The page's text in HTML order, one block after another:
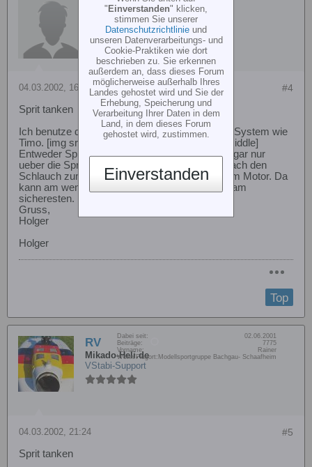
#4
04.03.2002, 16:56
Sprit tanken
Ich benutze das gleiche aufwendige und teuere System wie
Timo. [img src=icon_smile.gif border=0 align=middle]
Entweder Spritschlauch und Schrauber oder sogar nur
ueber die Spritleitung zum Motor. Ich ziehe einfach den
Schlauch zum Motor ab, tanke und zurueck zum Motor. Da
kann am wenigsten kaputt gehen und ist somit am
sicheresten.
Gruss,
Holger
Holger
Top
RV
Mikado-Heli.de
VStabi-Support
Dabei seit:
02.06.2001
Beiträge:
7775
Vorname:
Rainer
Wohn/Flugort: Modellsportgruppe Bachgau- Schaafheim
#5
04.03.2002, 21:24
Sprit tanken
"Einverstanden" klicken,
stimmen Sie unserer
Datenschutzrichtlinie und
unseren Datenverarbeitungs- und
Cookie-Praktiken wie dort
beschrieben zu. Sie erkennen
außerdem an, dass dieses Forum
möglicherweise außerhalb Ihres
Landes gehostet wird und Sie der
Erhebung, Speicherung und
Verarbeitung Ihrer Daten in dem
Land, in dem dieses Forum
gehostet wird, zustimmen.
Einverstanden